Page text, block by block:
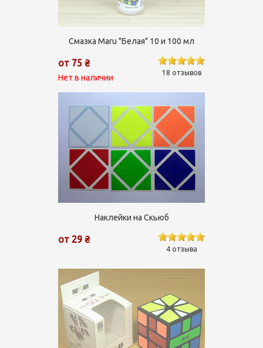
Смазка Maru "Белая" 10 и 100 мл
от 75 ₴
Нет в наличии
18 отзывов
Наклейки на Скьюб
от 29 ₴
4 отзыва